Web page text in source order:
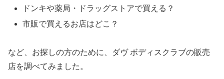
ドンキや薬局・ドラッグストアで買える？
市販で買えるお店はどこ？
など、お探しの方のために、ダヴ ボディスクラブの販売
店を調べてみました。